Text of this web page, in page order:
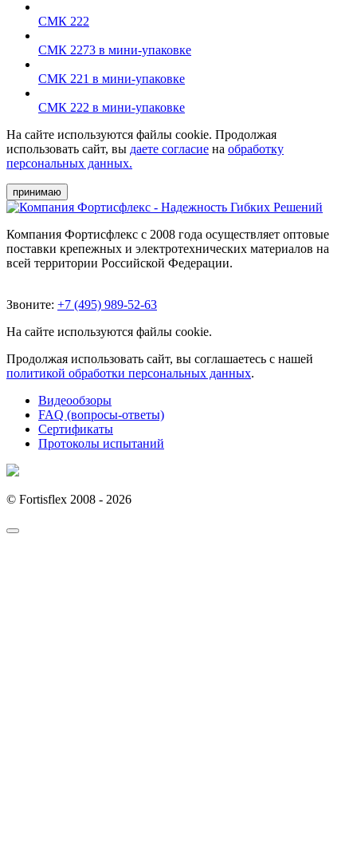
СМК 222
СМК 2273 в мини-упаковке
СМК 221 в мини-упаковке
СМК 222 в мини-упаковке
На сайте используются файлы cookie. Продолжая
использовать сайт, вы даете согласие на обработку
персональных данных.
принимаю
Компания Фортисфлекс с 2008 года осуществляет оптовые
поставки крепежных и электротехнических материалов на
всей территории Российской Федерации.
Звоните: +7 (495) 989-52-63
На сайте используются файлы cookie.
Продолжая использовать сайт, вы соглашаетесь с нашей
политикой обработки персональных данных.
Видеообзоры
FAQ (вопросы-ответы)
Сертификаты
Протоколы испытаний
© Fortisflex 2008 - 2026